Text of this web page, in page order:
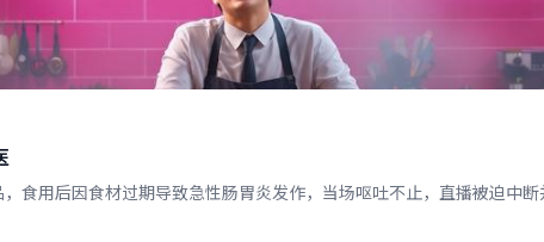
食用后因食材过期导致急性肠胃炎发作，当场呕吐不止，直播被迫中断